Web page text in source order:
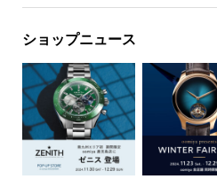
ショップニュース